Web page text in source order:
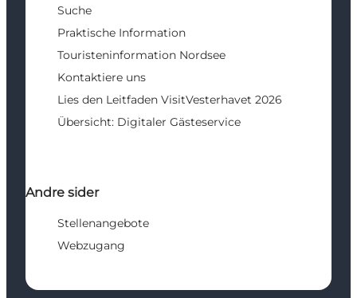
Suche
Praktische Information
Touristeninformation Nordsee
Kontaktiere uns
Lies den Leitfaden VisitVesterhavet 2026
Übersicht: Digitaler Gästeservice
Andre sider
Stellenangebote
Webzugang